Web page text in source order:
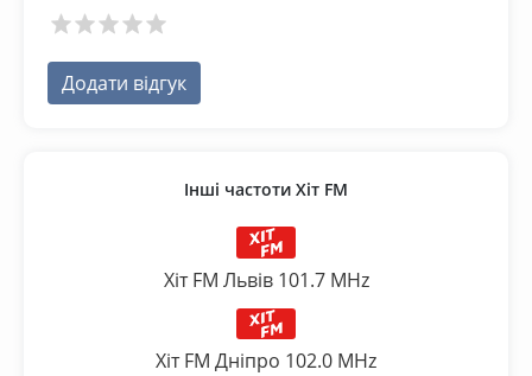
Додати відгук
Інші частоти Хіт FM
Хіт FM Львів 101.7 MHz
Хіт FM Дніпро 102.0 MHz